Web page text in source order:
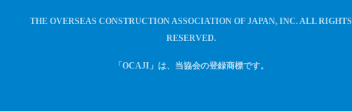
THE OVERSEAS CONSTRUCTION ASSOCIATION OF JAPAN, INC. ALL RIGHTS
RESERVED.
「OCAJI」は、当協会の登録商標です。